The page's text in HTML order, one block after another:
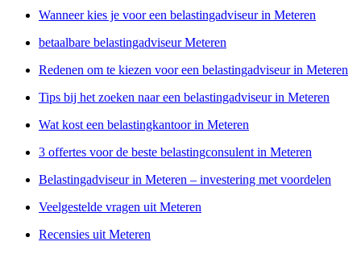
Wanneer kies je voor een belastingadviseur in Meteren
betaalbare belastingadviseur Meteren
Redenen om te kiezen voor een belastingadviseur in Meteren
Tips bij het zoeken naar een belastingadviseur in Meteren
Wat kost een belastingkantoor in Meteren
3 offertes voor de beste belastingconsulent in Meteren
Belastingadviseur in Meteren – investering met voordelen
Veelgestelde vragen uit Meteren
Recensies uit Meteren